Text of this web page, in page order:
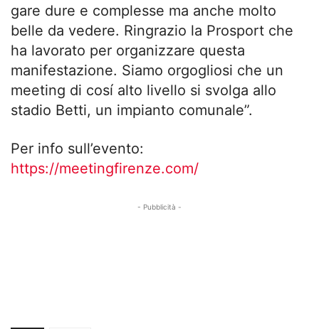
gare dure e complesse ma anche molto
belle da vedere. Ringrazio la Prosport che
ha lavorato per organizzare questa
manifestazione. Siamo orgogliosi che un
meeting di cosí alto livello si svolga allo
stadio Betti, un impianto comunale”.
Per info sull’evento:
https://meetingfirenze.com/
- Pubblicità -